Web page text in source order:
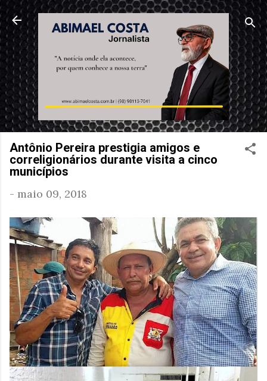
Pular para o conteúdo principal
Antônio Pereira prestigia amigos e
correligionários durante visita a cinco
municípios
- maio 09, 2018